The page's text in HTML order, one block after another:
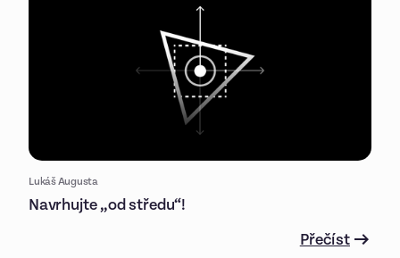
Lukáš Augusta
Navrhujte „od středu“!
Přečíst